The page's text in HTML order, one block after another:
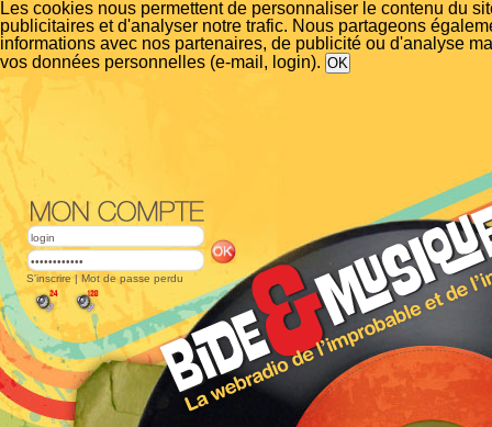
Les cookies nous permettent de personnaliser le contenu du
publicitaires et d'analyser notre trafic. Nous partageons
informations avec nos partenaires, de publicité ou d'analyse
vos données personnelles (e-mail, login).
S'inscrire | Mot de passe perdu